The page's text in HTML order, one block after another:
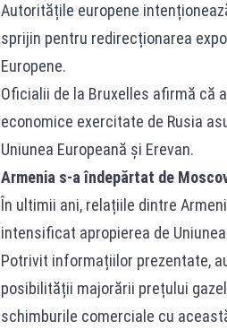
Autoritățile europene
sprijin pentru redirecționarea
Europene.
Oficialii de la Bruxelles afirmă că
economice exercitate de Rusia
Uniunea Europeană și Erevan.
Armenia s-a îndepărtat de
În ultimii ani, relațiile dintre
intensificat apropierea de
Potrivit informațiilor prezentate,
posibilității majorării prețului
schimburile comerciale cu